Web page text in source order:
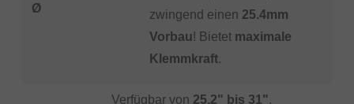
Ø
zwingend einen 25.4mm
Vorbau! Bietet maximale
Klemmkraft.
Verfügbar von 25.2" bis 31".